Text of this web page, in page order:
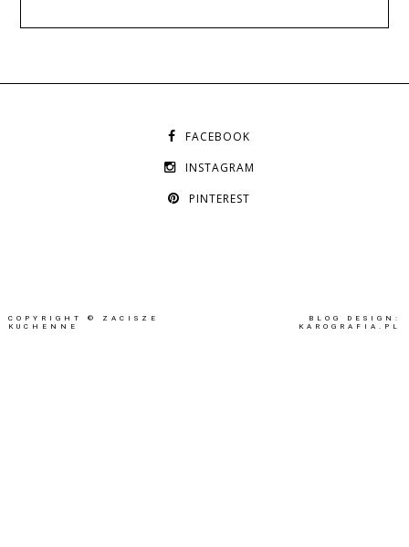
FACEBOOK
INSTAGRAM
PINTEREST
COPYRIGHT ©
ZACISZE
KUCHENNE
BLOG DESIGN:
KAROGRAFIA.PL